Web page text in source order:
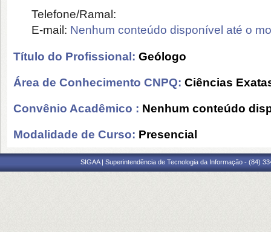
Telefone/Ramal:
E-mail: Nenhum conteúdo disponível até o
Título do Profissional: Geólogo
Área de Conhecimento CNPQ: Ciências
Convênio Acadêmico : Nenhum conteúdo
Modalidade de Curso: Presencial
SIGAA | Superintendência de Tecnologia da Informação - (84)